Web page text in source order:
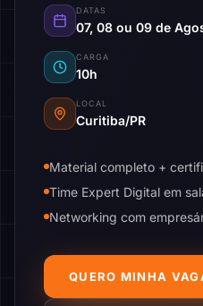
DATAS
07, 08 ou 09 de
CARGA
10h
LOCAL
Curitiba/PR
Material completo +
Time Expert Digital em
Networking com
QUERO MINHA